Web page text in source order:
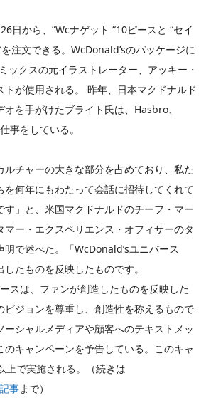
日から、”Wcナゲット “10ピースと “セイ
注文できる。WcDonald’sのパッケージに
ックスの元イラストレーター、アッキー・
トが使用される。 昨年、日本マクドナルド
を手がけたブライト氏は、Hasbro、
事をしている。
ルチャーの大きな部分を占めており、私た
を何年にもわたって会話に招待してくれて
す」と、米国マクドナルドのチーフ・マー
マー・エクスペリエンス・オフィサーのタ
明で述べた。「WcDonald’sユニバース
たものを反映したものです。
スは、ファンが創造したものを反映した
ビジョンを尊重し、創造性を称えるもので
ーシャルメディアや顧客へのテキストメッ
のキャンペーンを予告している。このキャ
上で実施される。（続きは
事まで）